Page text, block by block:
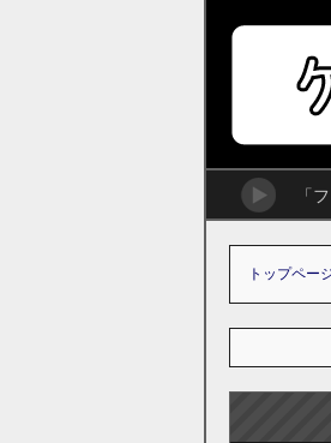
「
トップペー